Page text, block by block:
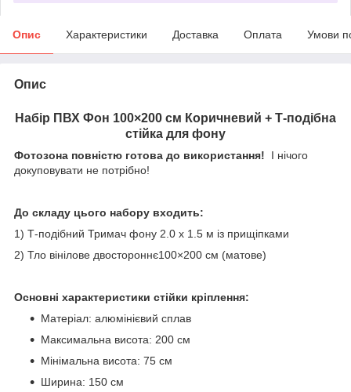
Опис Характеристики Доставка Оплата Умови
Опис
Набір ПВХ Фон 100×200 см Коричневий + Т-подібна
стійка для фону
Фотозона повністю готова до використання! І нічого
докуповувати не потрібно!
До складу цього набору входить:
1) Т-подібний Тримач фону 2.0 х 1.5 м із прищіпками
2) Тло вінілове двостороннє100×200 см (матове)
Основні характеристики стійки кріплення:
Матеріал: алюмінієвий сплав
Максимальна висота: 200 см
Мінімальна висота: 75 см
Ширина: 150 см